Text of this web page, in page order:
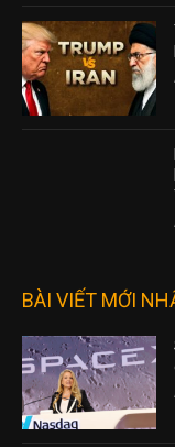
BÀI VIẾT MỚI